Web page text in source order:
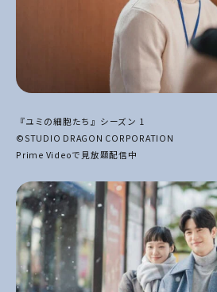
『ユミの細胞たち』シーズン 1
©STUDIO DRAGON CORPORATION
Prime Videoで見放題配信中